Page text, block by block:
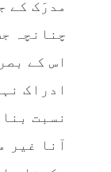
مدرَک کے
چنانچہ
اس کے
ادراک
نسبت
آنا غیر